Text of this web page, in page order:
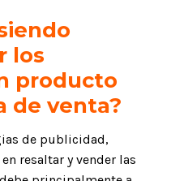
los
producto
de venta?
de publicidad,
resaltar y vender las